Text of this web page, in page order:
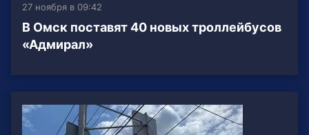
27 ноября в 09:42
В Омск поставят 40 новых троллейбусов
«Адмирал»